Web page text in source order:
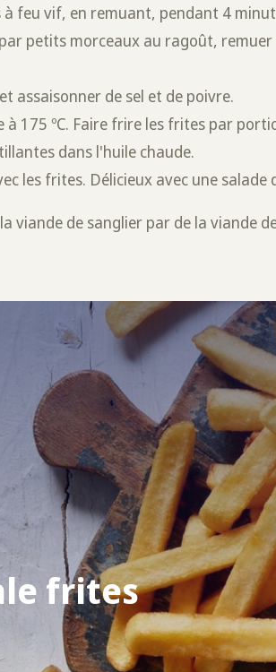
feu vif, en remuant, pendant 4
petits morceaux au ragoût,
assaisonner de sel et de poivre.
175 ºC. Faire frire les frites par
dans l'huile chaude.
les frites. Délicieux avec une salade
viande de sanglier par de la viande
frites